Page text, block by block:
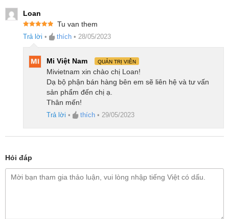
Loan
hạng55
Tu van them
Trả lời • thích • 28/05/2023
Mi Việt Nam QUẢN TRỊ VIÊN
Mivietnam xin chào chị Loan!
Dạ bộ phận bán hàng bên em sẽ liên hệ và tư vấn
sản phẩm đến chị ạ.
Thân mến!
Trả lời • thích • 29/05/2023
Hỏi đáp